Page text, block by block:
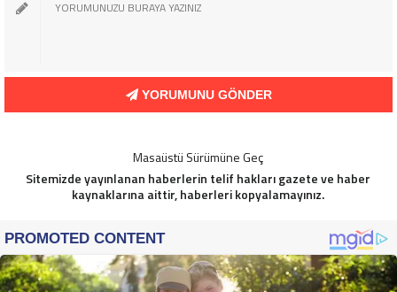
YORUMUNU GÖNDER
Masaüstü Sürümüne Geç
Sitemizde yayınlanan haberlerin telif hakları gazete ve haber
kaynaklarına aittir, haberleri kopyalamayınız.